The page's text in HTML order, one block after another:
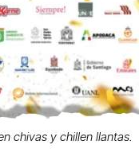
chivas y chillen llantas.